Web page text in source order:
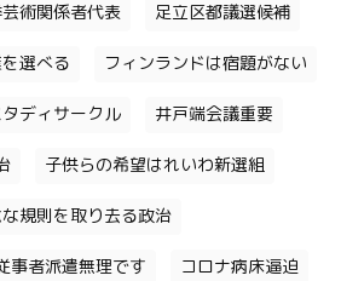
術関係者代表 足立区都議選候補
選べる フィンランドは宿題がない
ディサークル 井戸端会議重要
子供らの希望はれいわ新選組
規則を取り去る政治
事者派遣無理です コロナ病床逼迫